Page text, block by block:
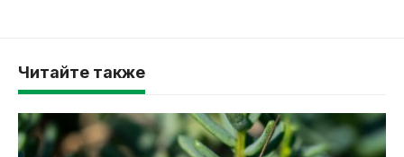
Читайте также